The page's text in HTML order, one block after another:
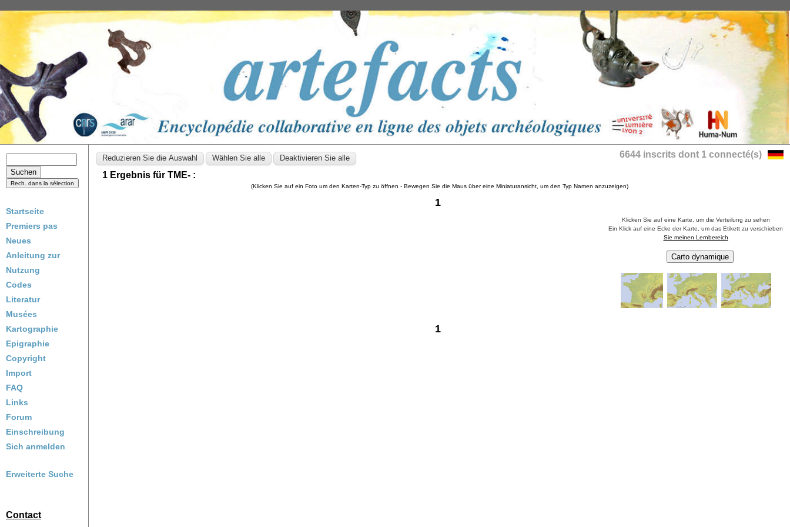
Startseite
Premiers pas
Neues
Anleitung zur
Nutzung
Codes
Literatur
Musées
Kartographie
Epigraphie
Copyright
Import
FAQ
Links
Forum
Einschreibung
Sich anmelden
Erweiterte Suche
Contact
6644 inscrits dont 1 connecté(s)
1 Ergebnis für TME- :
(Klicken Sie auf ein Foto um den Karten-Typ zu öffnen - Bewegen Sie die Maus über eine Miniaturansicht, um den Typ Namen anzuzeigen)
1
Klicken Sie auf eine Karte, um die Verteilung zu sehen
Ein Klick auf eine Ecke der Karte, um das Etikett zu verschieben
Sie meinen Lernbereich
Carto dynamique
1